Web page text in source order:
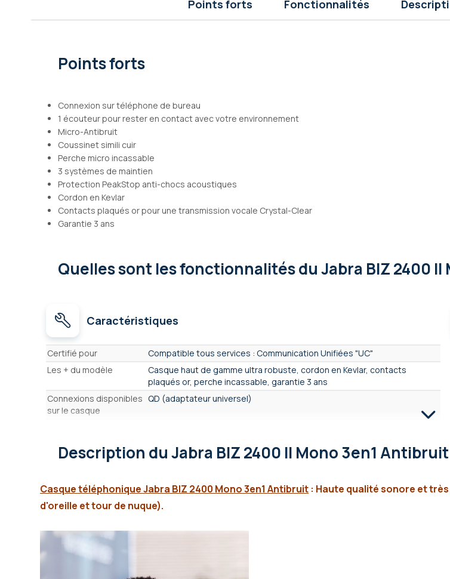
d’images
Points forts Fonctionnalités
Points forts
Connexion sur téléphone de bureau
1 écouteur pour rester en contact avec votre environnement
Micro-Antibruit
Coussinet simili cuir
Perche micro incassable
3 systèmes de maintien
Protection PeakStop anti-chocs acoustiques
Cordon en Kevlar
Contacts plaqués or pour une transmission vocale Crystal-Clear
Garantie 3 ans
Quelles sont les fonctionnalitésdu Jabra BIZ 2400
Caractéristiques
Caractéristiques
Certifié pour
Compatible tous services : Communication Unifiées "UC"
Les + du modèle
Casque haut de gamme ultra robuste, cordon en Kevlar, contacts
plaqués or, perche incassable, garantie 3 ans
Connexions disponibles
sur le casque
QD (adaptateur universel)
Écouteurs Anti bruit
Non
Format Casque
Arceau
Format d'écouteur
Posé sur l'oreille - Supra aural
Matière des écouteurs
Protection acoustique
Non
Description du Jabra BIZ 2400 II Mono 3en1 Antibruit
Casque téléphonique Jabra BIZ 2400 Mono 3en1 Antibruit : Haute qualité sonore et
d'oreille et tour de nuque).